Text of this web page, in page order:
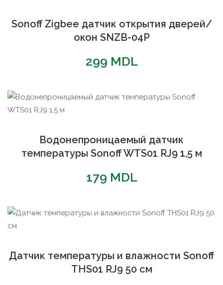
Sonoff Zigbee датчик открытия дверей/
окон SNZB-04P
299 MDL
Водонепроницаемый датчик
температуры Sonoff WTS01 RJ9 1,5 м
179 MDL
Датчик температуры и влажности Sonoff
THS01 RJ9 50 см